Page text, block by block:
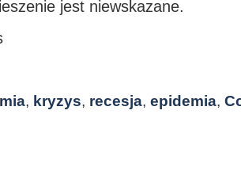
jest niewskazane.
, kryzys, recesja, epidemia,